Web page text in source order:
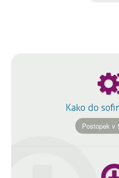
Kako do
Postopek v